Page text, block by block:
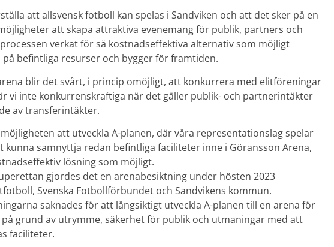
att allsvensk fotboll kan spelas i Sandviken och att det sker på en
att skapa attraktiva evenemang för publik, partners och
verkat för så kostnadseffektiva alternativ som möjligt
befintliga resurser och bygger för framtiden.
blir det svårt, i princip omöjligt, att konkurrera med elitföreningar
vi inte konkurrenskraftiga när det gäller publik- och partnerintäkter
av transferintäkter.
att utveckla A-planen, där våra representationslag spelar
kunna samnyttja redan befintliga faciliteter inne i Göransson Arena,
lösning som möjligt.
gjordes det en arenabesiktning under hösten 2023
Svenska Fotbollförbundet och Sandvikens kommun.
saknades för att långsiktigt utveckla A-planen till en arena för
grund av utrymme, säkerhet för publik och utmaningar med att
faciliteter.